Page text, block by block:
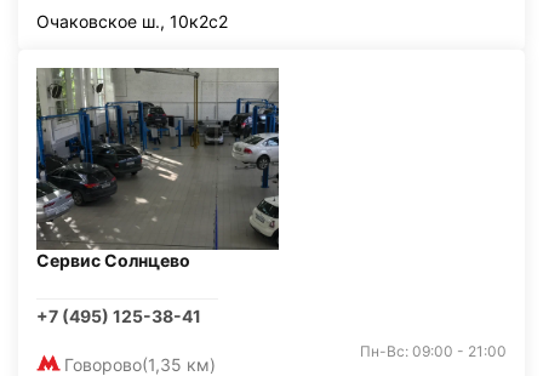
Очаковское ш., 10к2с2
Сервис Солнцево
+7 (495) 125-38-41
Говорово(1,35 км)
Пн-Вс: 09:00 - 21:00